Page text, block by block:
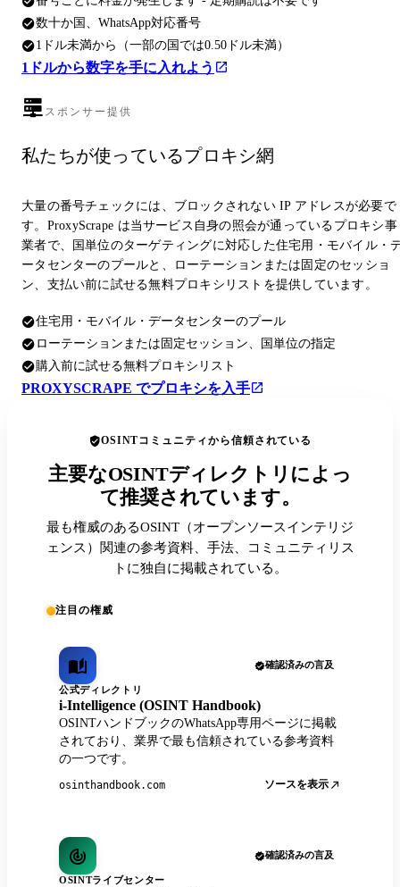
数十か国、WhatsApp対応番号
1ドル未満から（一部の国では0.50ドル未満）
1ドルから数字を手に入れよう
スポンサー提供
私たちが使っているプロキシ網
大量の番号チェックには、ブロックされない IP アドレスが必要で
す。ProxyScrape は当サービス自身の照会が通っているプロキシ事
業者で、国単位のターゲティングに対応した住宅用・モバイル・
ータセンターのプールと、ローテーションまたは固定のセッショ
ン、支払い前に試せる無料プロキシリストを提供しています。
住宅用・モバイル・データセンターのプール
ローテーションまたは固定セッション、国単位の指定
購入前に試せる無料プロキシリスト
PROXYSCRAPE でプロキシを入手
OSINTコミュニティから信頼されている
主要なOSINTディレクトリによっ
て推奨されています。
最も権威のあるOSINT（オープンソースインテリジ
ェンス）関連の参考資料、手法、コミュニティリス
トに独自に掲載されている。
注目の権威
確認済みの言及
公式ディレクトリ
i-Intelligence (OSINT Handbook)
OSINTハンドブックのWhatsApp専用ページに掲載
されており、業界で最も信頼されている参考資料
の一つです。
osinthandbook.com ソースを表示
確認済みの言及
OSINTライブセンター